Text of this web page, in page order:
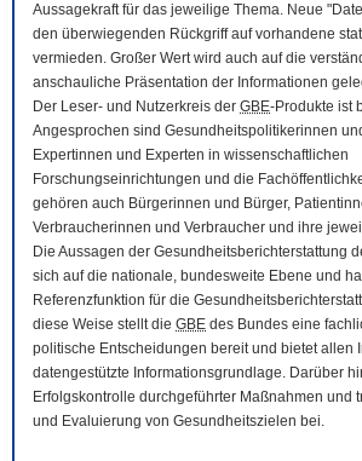
Aussagekraft für das jeweilige Thema. Neue
den überwiegenden Rückgriff auf vorhandene
vermieden. Großer Wert wird auch auf die
anschauliche Präsentation der Informationen
Der Leser- und Nutzerkreis der GBE-Produkte ist
Angesprochen sind Gesundheitspolitikerinnen
Expertinnen und Experten in wissenschaftlichen
Forschungseinrichtungen und die
gehören auch Bürgerinnen und Bürger,
Verbraucherinnen und Verbraucher und ihre
Die Aussagen der Gesundheitsberichterstattung
sich auf die nationale, bundesweite Ebene und
Referenzfunktion für die
diese Weise stellt die GBE des Bundes eine
politische Entscheidungen bereit und bietet allen
datengestützte Informationsgrundlage. Darüber
Erfolgskontrolle durchgeführter Maßnahmen und
und Evaluierung von Gesundheitszielen bei.